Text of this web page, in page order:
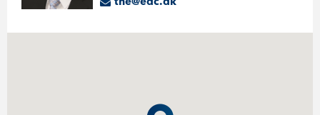
the@edc.dk